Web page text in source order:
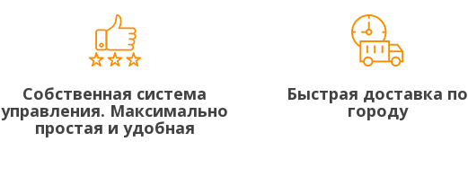
Собственная система
управления. Максимально
простая и удобная
Быстрая доставка по
городу